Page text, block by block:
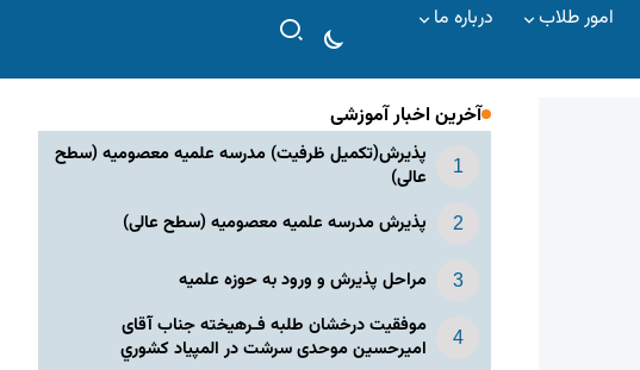
امور طلاب درباره ما
آخرین اخبار آموزشی
پذیرش(تکمیل ظرفیت) مدرسه علمیه معصومیه‌ (سطح
عالی)
پذیرش مدرسه علمیه معصومیه‌ (سطح عالی)
مراحل پذیرش و ورود به حوزه علمیه
موفقیت درخشان طلبه فـرهیخته جناب آقای
امیرحسین موحدی سرشت در المپياد كشوري